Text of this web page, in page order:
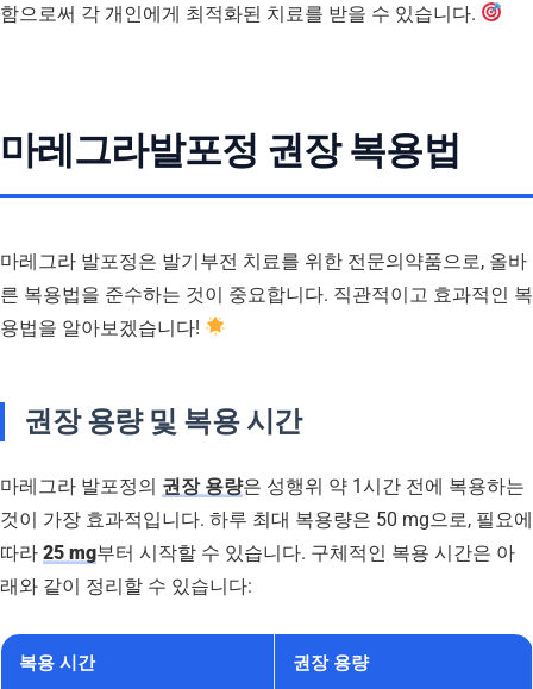
함으로써 각 개인에게 최적화된 치료를 받을 수 있습니다.
마레그라발포정 권장 복용법
마레그라 발포정은 발기부전 치료를 위한 전문의약품으로, 올바
른 복용법을 준수하는 것이 중요합니다. 직관적이고 효과적인 복
용법을 알아보겠습니다!
권장 용량 및 복용 시간
마레그라 발포정의 권장 용량은 성행위 약 1시간 전에 복용하는
것이 가장 효과적입니다. 하루 최대 복용량은 50 mg으로, 필요에
따라 25 mg부터 시작할 수 있습니다. 구체적인 복용 시간은 아
래와 같이 정리할 수 있습니다:
복용 시간 권장 용량